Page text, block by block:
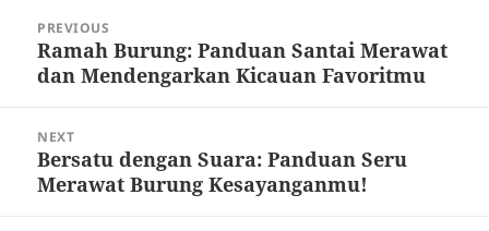
navigation
PREVIOUS
Previous
post:
Ramah Burung: Panduan Santai Merawat
dan Mendengarkan Kicauan Favoritmu
NEXT
Next
post:
Bersatu dengan Suara: Panduan Seru
Merawat Burung Kesayanganmu!